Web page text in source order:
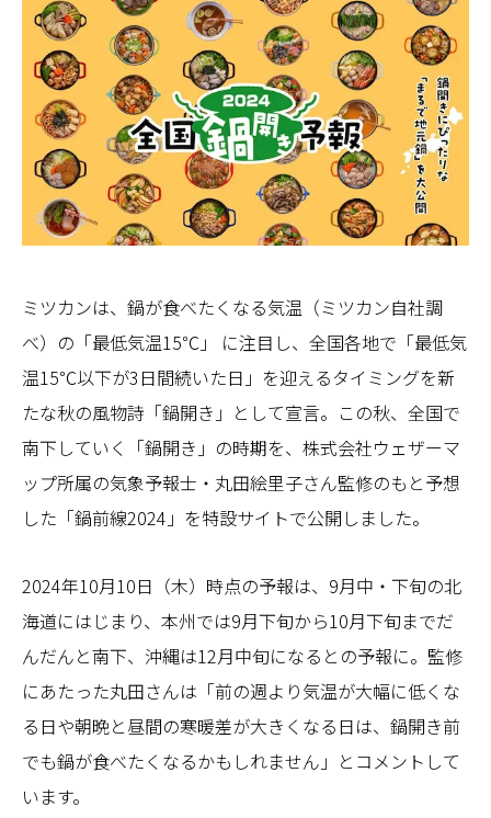
ミツカンは、鍋が食べたくなる気温（ミツカン自社調
べ）の「最低気温15℃」 に注目し、全国各地で「最低気
温15℃以下が3日間続いた日」を迎えるタイミングを新
たな秋の風物詩「鍋開き」として宣言。この秋、全国で
南下していく「鍋開き」の時期を、株式会社ウェザーマ
ップ所属の気象予報士・丸田絵里子さん監修のもと予想
した「鍋前線2024」を特設サイトで公開しました。
2024年10月10日（木）時点の予報は、9月中・下旬の北
海道にはじまり、本州では9月下旬から10月下旬までだ
んだんと南下、沖縄は12月中旬になるとの予報に。監修
にあたった丸田さんは「前の週より気温が大幅に低くな
る日や朝晩と昼間の寒暖差が大きくなる日は、鍋開き前
でも鍋が食べたくなるかもしれません」とコメントして
います。